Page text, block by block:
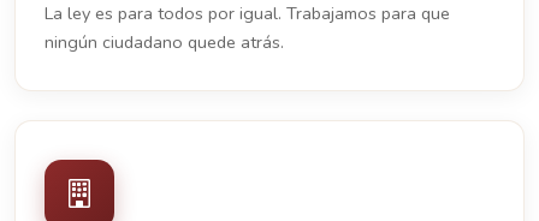
La ley es para todos por igual. Trabajamos para que
ningún ciudadano quede atrás.